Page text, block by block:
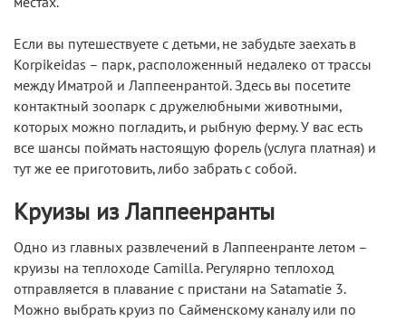
Если вы путешествуете с детьми, не забудьте заехать в
Korpikeidas – парк, расположенный недалеко от трассы
между Иматрой и Лаппеенрантой. Здесь вы посетите
контактный зоопарк с дружелюбными животными,
которых можно погладить, и рыбную ферму. У вас есть
все шансы поймать настоящую форель (услуга платная) и
тут же ее приготовить, либо забрать с собой.
Круизы из Лаппеенранты
Одно из главных развлечений в Лаппеенранте летом –
круизы на теплоходе Camilla. Регулярно теплоход
отправляется в плавание с пристани на Satamatie 3.
Можно выбрать круиз по Сайменскому каналу или по